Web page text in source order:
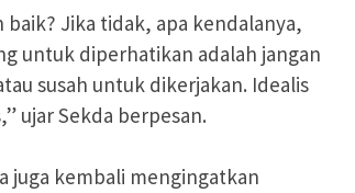
baik? Jika tidak, apa kendalanya,
untuk diperhatikan adalah jangan
susah untuk dikerjakan. Idealis
ujar Sekda berpesan.
juga kembali mengingatkan